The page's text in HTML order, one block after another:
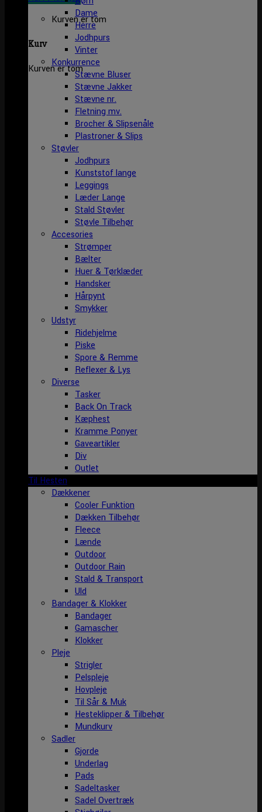
Kurven er tom
Kurv
Kurven er tom
Dame
Herre
Jodhpurs
Vinter
Konkurrence
Stævne Bluser
Stævne Jakker
Stævne nr.
Fletning mv.
Brocher & Slipsenåle
Plastroner & Slips
Støvler
Jodhpurs
Kunststof lange
Leggings
Læder Lange
Stald Støvler
Støvle Tilbehør
Accesories
Strømper
Bælter
Huer & Tørklæder
Handsker
Hårpynt
Smykker
Udstyr
Ridehjelme
Piske
Spore & Remme
Reflexer & Lys
Diverse
Tasker
Back On Track
Kæphest
Kramme Ponyer
Gaveartikler
Div
Outlet
Til Hesten
Dækkener
Cooler Funktion
Dækken Tilbehør
Fleece
Lænde
Outdoor
Outdoor Rain
Stald & Transport
Uld
Bandager & Klokker
Bandager
Gamascher
Klokker
Pleje
Strigler
Pelspleje
Hovpleje
Til Sår & Muk
Hesteklipper & Tilbehør
Mundkurv
Sadler
Gjorde
Underlag
Pads
Sadeltasker
Sadel Overtræk